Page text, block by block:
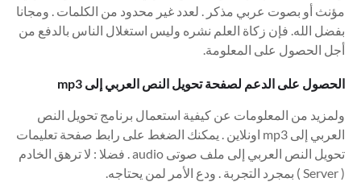
مؤنث أو بصوت عربي مذكر . لعدد غير محدود من الكلمات . ومجانا
بفضل الله. فإن زكاة العلم نشره وليس استغلال الناس بالدفع من
أجل الحصول على المعلومة.
الحصول على الدعم لصفحة تحويل النص العربي إلى mp3
ولمزيد من المعلومات عن كيفية استعمال برنامج تحويل النص
العربي إلى mp3 اونلاين . يمكنك الضغط على رابط صفحة تعليمات
تحويل النص العربي إلى ملف صوتى audio . فضلا : لا ترهق الخادم
( Server ) بمجرد التجربة . ودع الأمر لمن يحتاجه.